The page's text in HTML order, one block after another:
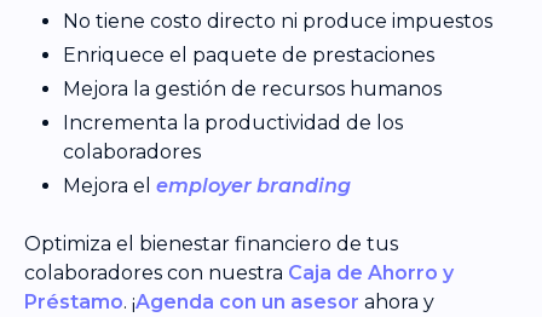
No tiene costo directo ni produce impuestos
Enriquece el paquete de prestaciones
Mejora la gestión de recursos humanos
Incrementa la productividad de los
colaboradores
Mejora el employer branding
Optimiza el bienestar financiero de tus
colaboradores con nuestra Caja de Ahorro y
Préstamo. ¡Agenda con un asesor ahora y